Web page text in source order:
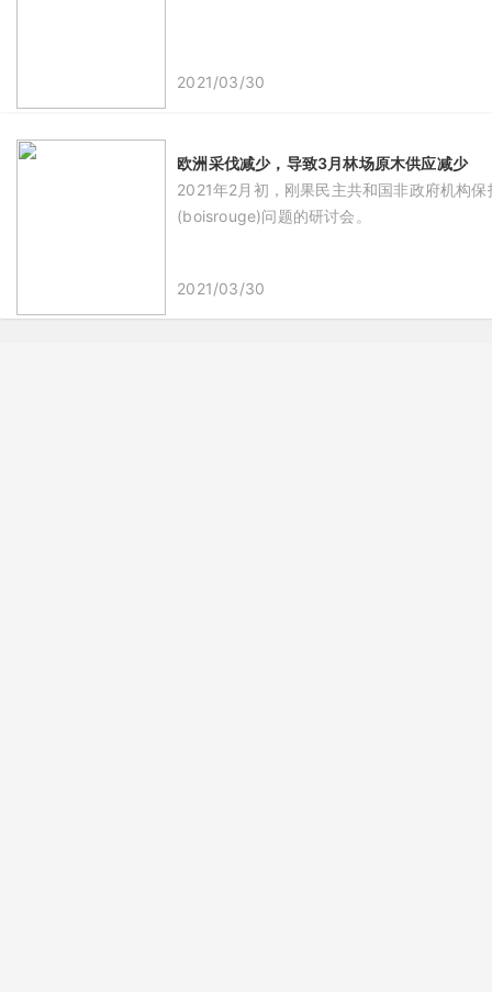
2021/03/30
欧洲采伐减少，导致3月林场原木供应减少
2021年2月初，刚果民主共和国非政府机构
(boisrouge)问题的研讨会。
2021/03/30